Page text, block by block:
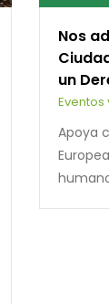
Nos
un
Apoya